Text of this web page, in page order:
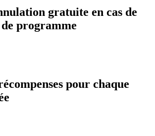
gratuite en cas de
programme
pour chaque